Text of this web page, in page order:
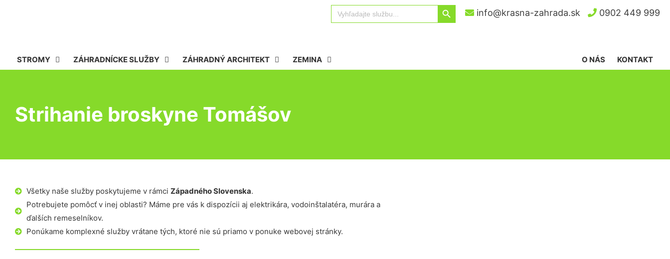
Search
for:
Search Button
info@krasna-zahrada.sk 0902 449 999
STROMY ZÁHRADNÍCKE SLUŽBY ZÁHRADNÝ ARCHITEKT ZEMINA KONTAKT
O NÁS
Strihanie broskyne Tomášov
Všetky naše služby poskytujeme v rámci Západného Slovenska.
Potrebujete pomôcť v inej oblasti? Máme pre vás k dispozícii aj elektrikára, vodoinštalatéra, murára a
ďalších remeselníkov.
Ponúkame komplexné služby vrátane tých, ktoré nie sú priamo v ponuke webovej stránky.